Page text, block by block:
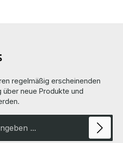
regelmäßig erscheinenden
neue Produkte und